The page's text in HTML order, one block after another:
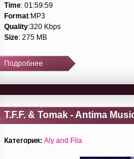
Time: 01:59:59
Format:MP3
Quality:320 Kbps
Size: 275 MB
Подробнее
T.F.F. & Tomak - Antima
Категория: Aly and Fila